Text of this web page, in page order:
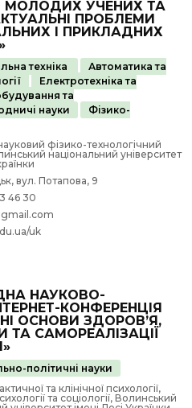
МОЛОДИХ УЧЕНИХ ТА
ПРОБЛЕМИ
І ПРИКЛАДНИХ
техніка
Автоматика та
Електротехніка та
та
науки
Фізико-
фізико-технологічний
національний університет
вул. Потапова, 9
46 30
uk
НАУКОВО-
КОНФЕРЕНЦІЯ
ОСНОВИ ЗДОРОВ’Я,
ТА САМОРЕАЛІЗАЦІЇ
політичні науки
та клінічної психології,
та соціології, Волинський